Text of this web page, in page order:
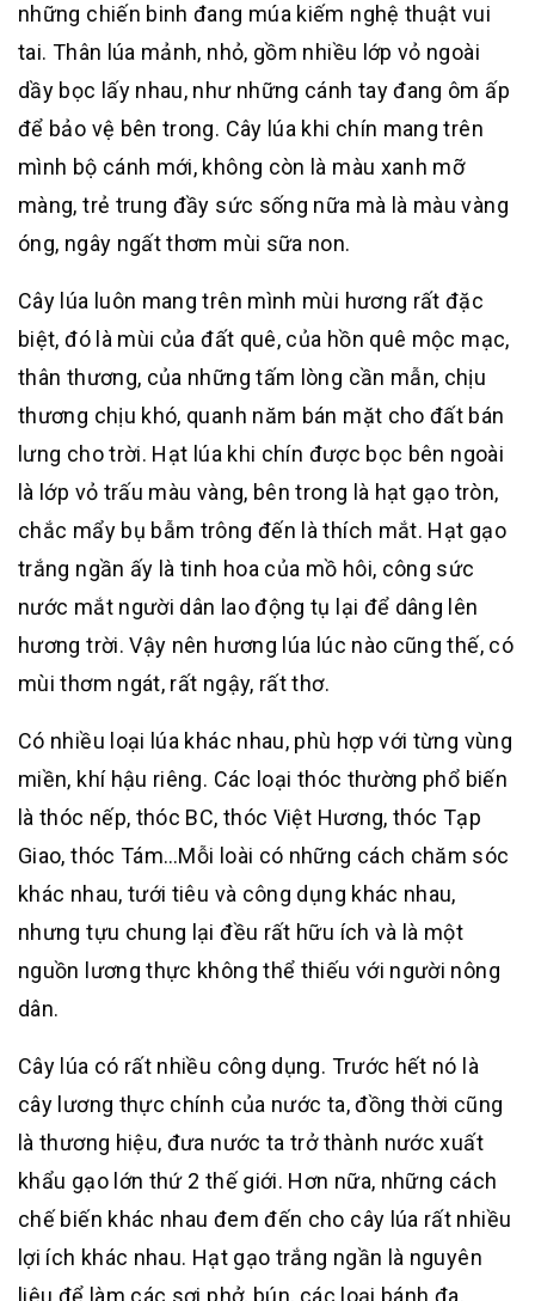
những chiến binh đang múa kiếm nghệ thuật vui
tai. Thân lúa mảnh, nhỏ, gồm nhiều lớp vỏ ngoài
dầy bọc lấy nhau, như những cánh tay đang ôm ấp
để bảo vệ bên trong. Cây lúa khi chín mang trên
mình bộ cánh mới, không còn là màu xanh mỡ
màng, trẻ trung đầy sức sống nữa mà là màu vàng
óng, ngây ngất thơm mùi sữa non.
Cây lúa luôn mang trên mình mùi hương rất đặc
biệt, đó là mùi của đất quê, của hồn quê mộc mạc,
thân thương, của những tấm lòng cần mẫn, chịu
thương chịu khó, quanh năm bán mặt cho đất bán
lưng cho trời. Hạt lúa khi chín được bọc bên ngoài
là lớp vỏ trấu màu vàng, bên trong là hạt gạo tròn,
chắc mẩy bụ bẫm trông đến là thích mắt. Hạt gạo
trắng ngần ấy là tinh hoa của mồ hôi, công sức
nước mắt người dân lao động tụ lại để dâng lên
hương trời. Vậy nên hương lúa lúc nào cũng thế, có
mùi thơm ngát, rất ngậy, rất thơ.
Có nhiều loại lúa khác nhau, phù hợp với từng vùng
miền, khí hậu riêng. Các loại thóc thường phổ biến
là thóc nếp, thóc BC, thóc Việt Hương, thóc Tạp
Giao, thóc Tám…Mỗi loài có những cách chăm sóc
khác nhau, tưới tiêu và công dụng khác nhau,
nhưng tựu chung lại đều rất hữu ích và là một
nguồn lương thực không thể thiếu với người nông
dân.
Cây lúa có rất nhiều công dụng. Trước hết nó là
cây lương thực chính của nước ta, đồng thời cũng
là thương hiệu, đưa nước ta trở thành nước xuất
khẩu gạo lớn thứ 2 thế giới. Hơn nữa, những cách
chế biến khác nhau đem đến cho cây lúa rất nhiều
lợi ích khác nhau. Hạt gạo trắng ngần là nguyên